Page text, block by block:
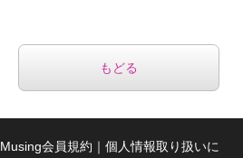
もどる
Musing会員規約 ｜ 個人情報取り扱いに